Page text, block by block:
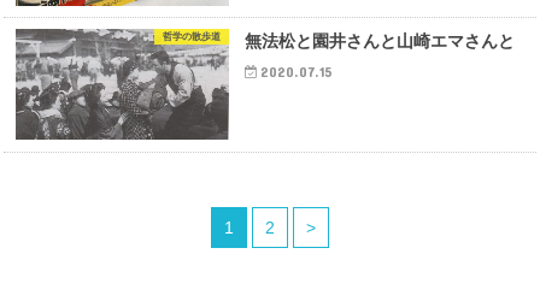
哲学の散歩道 無法松と園井さんと山崎エマさんと
2020.07.15
1 2 >